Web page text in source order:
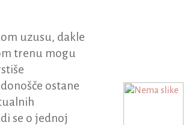
uzusu, dakle
trenu mogu
ostane
se o jednoj